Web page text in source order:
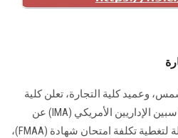
وعميد كلية التجارة، تعلن كلية
التجارة بالتعاون مع معهد المحاسبين الإداريين الأمريكي (IMA) عن
إتاحة عدد (٣) منح دراسية شاملة لتغطية تكلفة امتحان شهادة (FMAA)،